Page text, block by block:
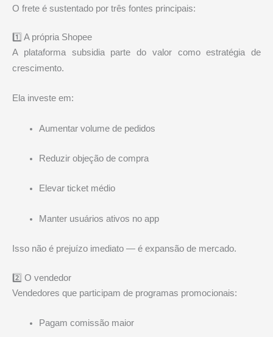
O frete é sustentado por três fontes principais:
1️⃣ A própria Shopee
A plataforma subsidia parte do valor como estratégia de
crescimento.
Ela investe em:
Aumentar volume de pedidos
Reduzir objeção de compra
Elevar ticket médio
Manter usuários ativos no app
Isso não é prejuízo imediato — é expansão de mercado.
2️⃣ O vendedor
Vendedores que participam de programas promocionais:
Pagam comissão maior